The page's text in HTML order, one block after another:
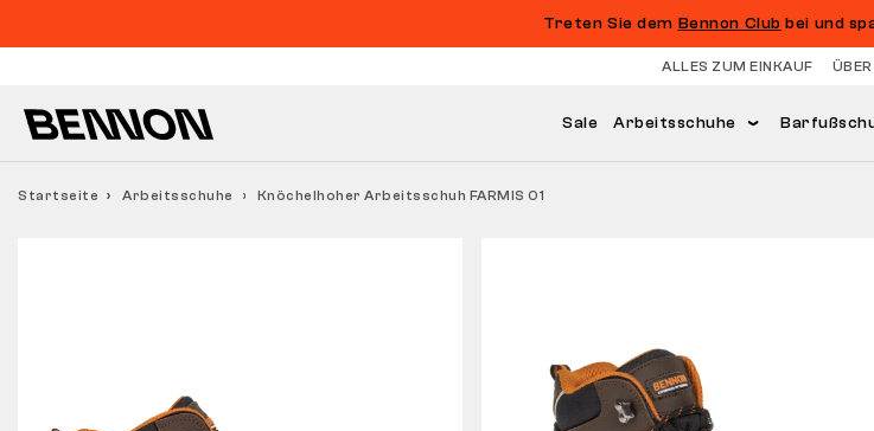
Treten Sie dem Bennon Club bei und
ALLES ZUM EINKAUF
Sale Arbeitsschuhe
Startseite Arbeitsschuhe Knöchelhoher Arbeitsschuh FARMIS O1